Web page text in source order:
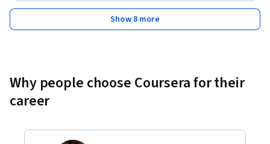
Show 8 more
Why people choose Coursera for their
career